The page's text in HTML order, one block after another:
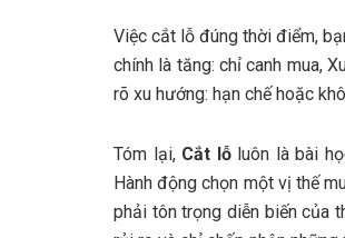
Việc cắt lỗ đúng thời điểm,
chính là tăng: chỉ canh mua,
rõ xu hướng: hạn chế hoặc
Tóm lại, Cắt lỗluôn là bài
Hành động chọn một vị thế
phải tôn trọng diễn biến của